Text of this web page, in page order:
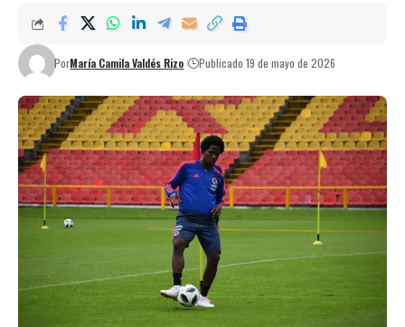
PorMaría Camila Valdés Rizo Publicado 19 de mayo de 2026